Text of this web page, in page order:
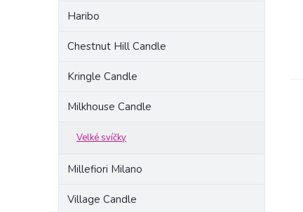
Haribo
Chestnut Hill Candle
Kringle Candle
Milkhouse Candle
Velké svíčky
Millefiori Milano
Village Candle